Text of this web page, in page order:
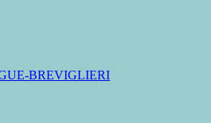
BREVIGLIERI